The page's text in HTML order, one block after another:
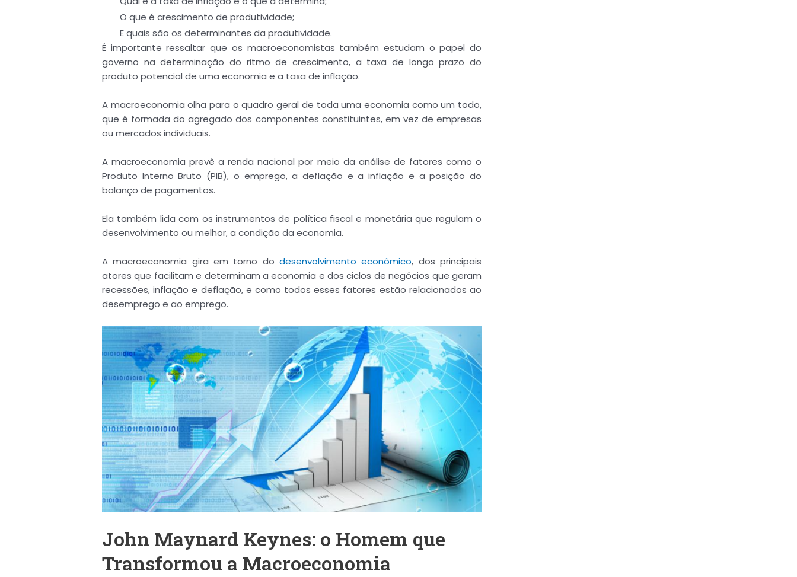
O que é crescimento de produtividade;
E quais são os determinantes da produtividade.
É importante ressaltar que os macroeconomistas também estudam o papel do
governo na determinação do ritmo de crescimento, a taxa de longo prazo do
produto potencial de uma economia e a taxa de inflação.
A macroeconomia olha para o quadro geral de toda uma economia como um todo,
que é formada do agregado dos componentes constituintes, em vez de empresas
ou mercados individuais.
A macroeconomia prevê a renda nacional por meio da análise de fatores como o
Produto Interno Bruto (PIB), o emprego, a deflação e a inflação e a posição do
balanço de pagamentos.
Ela também lida com os instrumentos de política fiscal e monetária que regulam o
desenvolvimento ou melhor, a condição da economia.
A macroeconomia gira em torno do desenvolvimento econômico, dos principais
atores que facilitam e determinam a economia e dos ciclos de negócios que geram
recessões, inflação e deflação, e como todos esses fatores estão relacionados ao
desemprego e ao emprego.
John Maynard Keynes: o Homem que
Transformou a Macroeconomia